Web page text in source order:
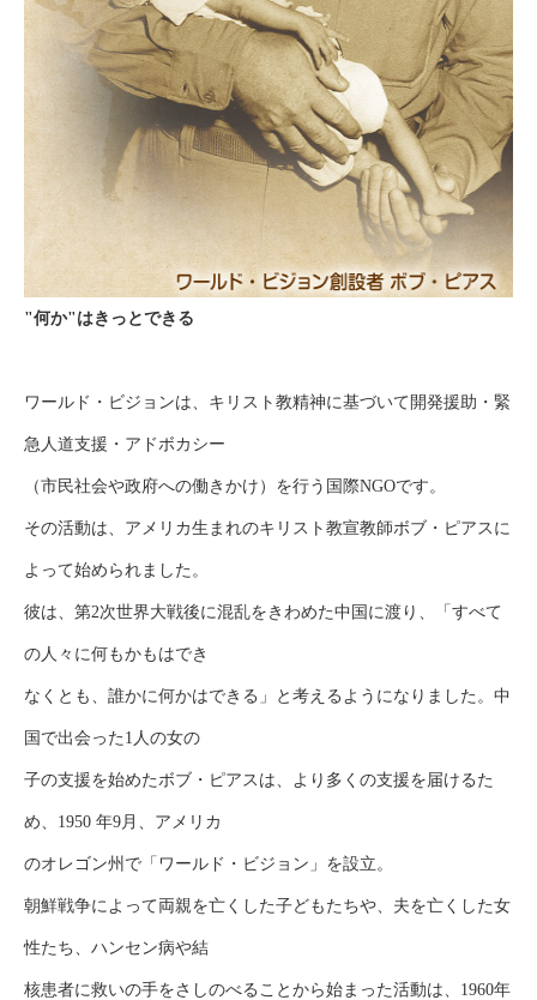
"何か"はきっとできる
ワールド・ビジョンは、キリスト教精神に基づいて開発援助・緊
急人道支援・アドボカシー
（市民社会や政府への働きかけ）を行う国際NGOです。
その活動は、アメリカ生まれのキリスト教宣教師ボブ・ピアスに
よって始められました。
彼は、第2次世界大戦後に混乱をきわめた中国に渡り、「すべて
の人々に何もかもはでき
なくとも、誰かに何かはできる」と考えるようになりました。中
国で出会った1人の女の
子の支援を始めたボブ・ピアスは、より多くの支援を届けるた
め、1950 年9月、アメリカ
のオレゴン州で「ワールド・ビジョン」を設立。
朝鮮戦争によって両親を亡くした子どもたちや、夫を亡くした女
性たち、ハンセン病や結
核患者に救いの手をさしのべることから始まった活動は、1960年